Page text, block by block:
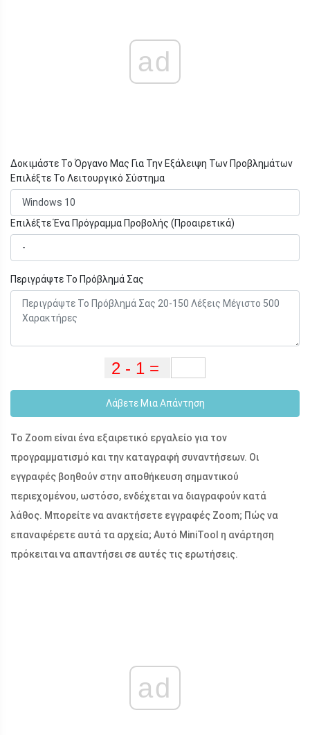
ad
Δοκιμάστε Το Όργανο Μας Για Την Εξάλειψη Των Προβλημάτων
Επιλέξτε Το Λειτουργικό Σύστημα
Επιλέξτε Ένα Πρόγραμμα Προβολής (Προαιρετικά)
Περιγράψτε Το Πρόβλημά Σας
Λάβετε Μια Απάντηση
Το Zoom είναι ένα εξαιρετικό εργαλείο για τον
προγραμματισμό και την καταγραφή συναντήσεων. Οι
εγγραφές βοηθούν στην αποθήκευση σημαντικού
περιεχομένου, ωστόσο, ενδέχεται να διαγραφούν κατά
λάθος. Μπορείτε να ανακτήσετε εγγραφές Zoom; Πώς να
επαναφέρετε αυτά τα αρχεία; Αυτό MiniTool η ανάρτηση
πρόκειται να απαντήσει σε αυτές τις ερωτήσεις.
ad